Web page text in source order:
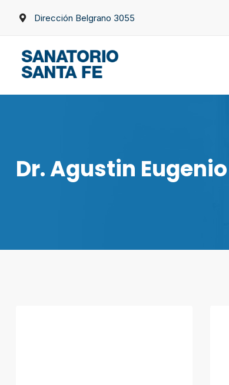
Dirección Belgrano 3055
Dr. Agustin